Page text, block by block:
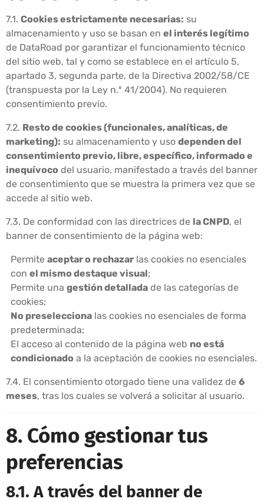
7.1. Cookies estrictamente necesarias: su
almacenamiento y uso se basan en el interés legítimo
de DataRoad por garantizar el funcionamiento técnico
del sitio web, tal y como se establece en el artículo 5,
apartado 3, segunda parte, de la Directiva 2002/58/CE
(transpuesta por la Ley n.º 41/2004). No requieren
consentimiento previo.
7.2. Resto de cookies (funcionales, analíticas, de
marketing): su almacenamiento y uso dependen del
consentimiento previo, libre, específico, informado e
inequívoco del usuario, manifestado a través del banner
de consentimiento que se muestra la primera vez que se
accede al sitio web.
7.3. De conformidad con las directrices de la CNPD, el
banner de consentimiento de la página web:
Permite aceptar o rechazar las cookies no esenciales
con el mismo destaque visual;
Permite una gestión detallada de las categorías de
cookies;
No preselecciona las cookies no esenciales de forma
predeterminada;
El acceso al contenido de la página web no está
condicionado a la aceptación de cookies no esenciales.
7.4. El consentimiento otorgado tiene una validez de 6
meses, tras los cuales se volverá a solicitar al usuario.
8. Cómo gestionar tus
preferencias
8.1. A través del banner de